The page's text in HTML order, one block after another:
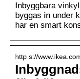
Inbyggbara
byggas in under
har en smart
http s://